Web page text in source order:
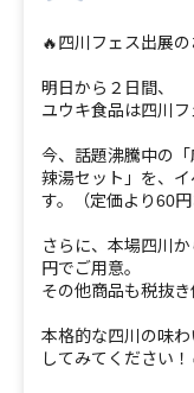
🔥四川フェス出展
明日から２日間、
ユウキ食品は四川フ
今、話題沸騰中の
辣湯セット」を、
す。（定価より60円
さらに、本場四川
円でご用意。
その他商品も税抜き
本格的な四川の味
してみてください！